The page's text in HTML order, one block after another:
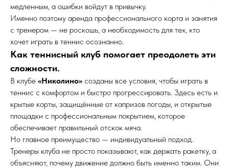
медленным, а ошибки войдут в привычку.
Именно поэтому аренда профессионального корта и занятия
с тренером — не роскошь, а необходимость для тех, кто
хочет играть в теннис осознанно.
Как теннисный клуб помогает преодолеть эти
сложности.
В клубе «Николино» созданы все условия, чтобы играть в
теннис с комфортом и быстро прогрессировать. Здесь есть и
крытые корты, защищённые от капризов погоды, и открытые
площадки с профессиональным покрытием, которое
обеспечивает правильный отскок мяча.
Но главное преимущество — индивидуальный подход.
Тренеры клуба не просто показывают, как держать ракетку, а
объясняют, почему движение должно быть именно таким. Они